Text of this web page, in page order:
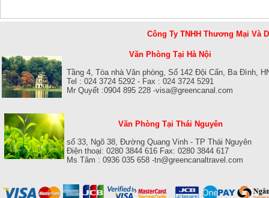
Công Ty TNHH Thương Mại Và
Văn Phòng Tại Hà Nội
Tầng 4, Tòa nhà Văn phòng, Số 142 Đội Cấn, Ba Đình,
Tel : 024 3724 5292 - Fax : 024 3724 5291
Mr Quyết :0904 895 228 -visa@greencanal.com
Văn Phòng Tại Thái Nguyên
số 33, Ngõ 38, Đường Quang Vinh - TP Thái Nguyên
Điện thoại: 0280 3844 616 Fax: 0280 3844 617
Ms Tâm : 0936 035 658 -tn@greencanaltravel.com